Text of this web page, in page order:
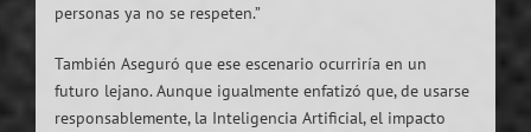
personas ya no se respeten.”
También Aseguró que ese escenario ocurriría en un
futuro lejano. Aunque igualmente enfatizó que, de usarse
responsablemente, la Inteligencia Artificial, el impacto